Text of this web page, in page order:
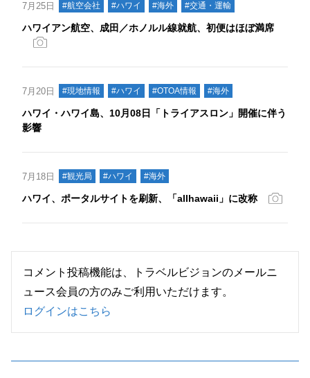
7月25日 #航空会社 #ハワイ #海外 #交通・運輸
ハワイアン航空、成田／ホノルル線就航、初便はほぼ満席
7月20日 #現地情報 #ハワイ #OTOA情報 #海外
ハワイ・ハワイ島、10月08日「トライアスロン」開催に伴う
影響
7月18日 #観光局 #ハワイ #海外
ハワイ、ポータルサイトを刷新、「allhawaii」に改称
コメント投稿機能は、トラベルビジョンのメールニ
ュース会員の方のみご利用いただけます。
ログインはこちら